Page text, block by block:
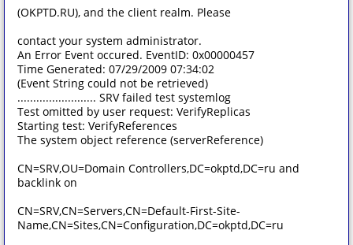
(OKPTD.RU), and the client realm. Please
contact your system administrator.
An Error Event occured. EventID: 0x00000457
Time Generated: 07/29/2009 07:34:02
(Event String could not be retrieved)
......................... SRV failed test systemlog
Test omitted by user request: VerifyReplicas
Starting test: VerifyReferences
The system object reference (serverReference)
CN=SRV,OU=Domain Controllers,DC=okptd,DC=ru and
backlink on
CN=SRV,CN=Servers,CN=Default-First-Site-
Name,CN=Sites,CN=Configuration,DC=okptd,DC=ru